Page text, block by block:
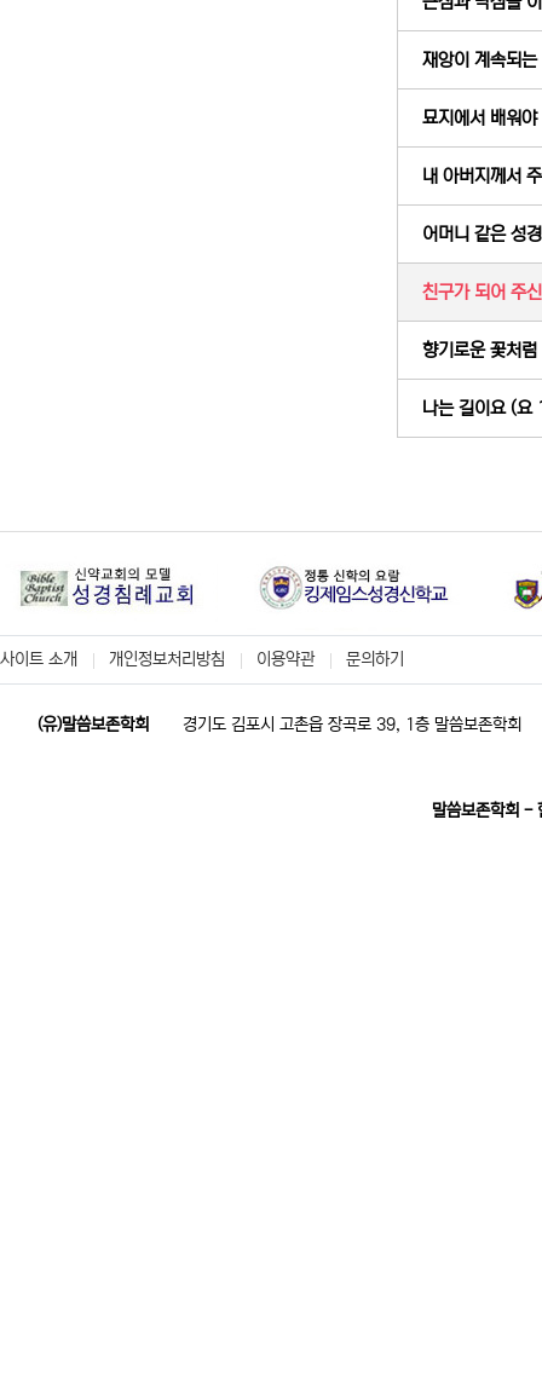
재앙이 계속되
묘지에서 배워
내 아버지께서
어머니 같은 성
친구가 되어 주
향기로운 꽃처
나는 길이요 (
사이트 소개 개인정보처리방침 이용약관 문의하기
(유)말씀보존학회 경기도 김포시 고촌읍 장곡로 39, 1층 말씀보존학회
말씀보존학회 -